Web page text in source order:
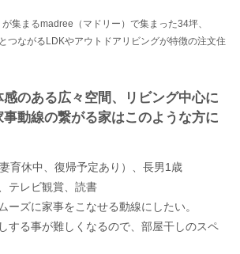
集まるmadree（マドリー）で集まった34坪、
つながるLDKやアウトドアリビングが特徴の注文住
のある広々空間、リビング中心に
事動線の繋がる家はこのような方に
育休中、復帰予定あり）、長男1歳
テレビ観賞、読書
ーズに家事をこなせる動線にしたい。
する事が難しくなるので、部屋干しのスペ